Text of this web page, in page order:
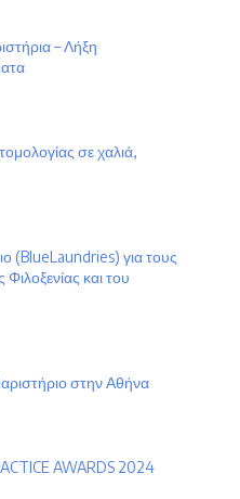
– Λήξη
σε χαλιά,
(BlueLaundries) για τους
και του
στην Αθήνα
AWARDS 2024